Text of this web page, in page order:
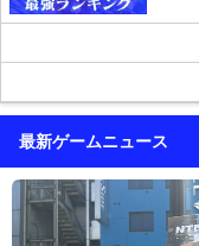
最新ゲームニュース